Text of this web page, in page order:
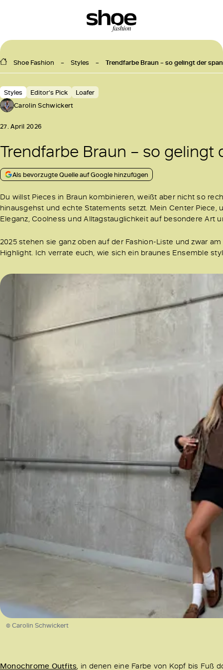
Shoe Fashion Styles Trendfarbe Braun – so gelingt der
Styles Editor‘s Pick
Loafer
Carolin Schwickert
27. April 2026
Trendfarbe Braun – so
Als bevorzugte Quelle auf Google hinzufügen
Du willst Pieces in Braun kombinieren, weißt aber nicht so
hinausgehst und echte Statements setzt. Mein Center
Eleganz, Coolness und Alltagstauglichkeit auf besondere Art
2025 stehen sie ganz oben auf der Fashion-Liste und zwar
Highlight. Ich verrate euch, wie sich ein braunes Ensemble
© Carolin Schwickert
Monochrome Outfits , in denen eine Farbe von Kopf bis Fuß